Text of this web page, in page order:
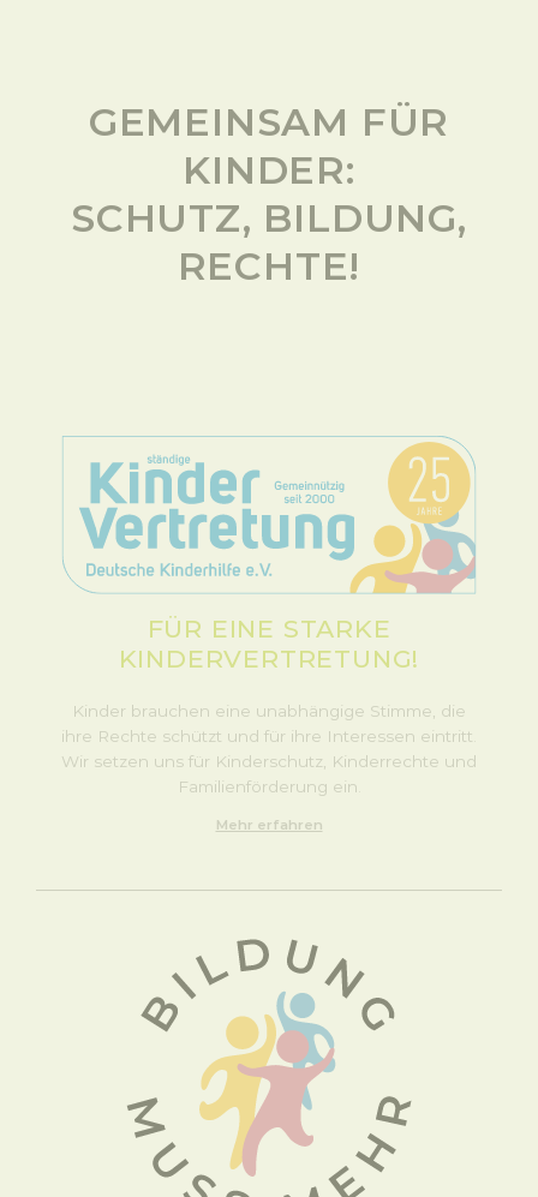
GEMEINSAM FÜR
KINDER:
SCHUTZ, BILDUNG,
RECHTE!
FÜR EINE STARKE
KINDERVERTRETUNG!
Kinder brauchen eine unabhängige Stimme, die
ihre Rechte schützt und für ihre Interessen eintritt.
Wir setzen uns für Kinderschutz, Kinderrechte und
Familienförderung ein.
Mehr erfahren